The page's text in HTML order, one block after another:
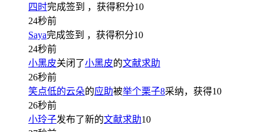
四时完成签到 ，获得积分10
24秒前
Saya完成签到 ，获得积分10
24秒前
小黑皮关闭了小黑皮的文献求助
26秒前
笑点低的云朵的应助被举个栗子8采纳，获得10
26秒前
小玲子发布了新的文献求助10